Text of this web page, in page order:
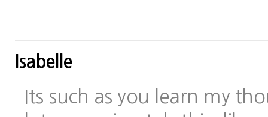
Isabelle
Its such as you learn my